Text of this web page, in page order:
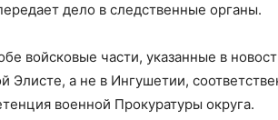
дело в следственные органы.
войсковые части, указанные в
Элисте, а не в Ингушетии,
военной Прокуратуры округа.